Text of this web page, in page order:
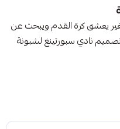
يعشق كرة القدم ويبحث عن
نادي سبورتينغ لشبونة